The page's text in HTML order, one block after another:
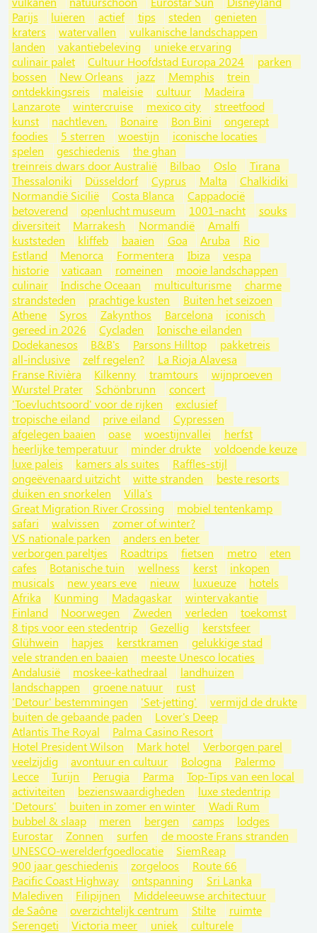
Parijs
luieren actief tips steden
genieten
kraters
watervallen
vulkanische landschappen
landen
vakantiebeleving
unieke ervaring
culinair palet
Cultuur Hoofdstad Europa 2024
parken
bossen
New Orleans jazz Memphis
trein
ontdekkingsreis
maleisie cultuur
Madeira
Lanzarote
wintercruise mexico city
streetfood
kunst
nachtleven. Bonaire Bon Bini
ongerept
foodies
5 sterren woestijn
iconische locaties
spelen
geschiedenis
the ghan
treinreis dwars door Australië
Bilbao Oslo
Tirana
Thessaloniki
Düsseldorf Cyprus Malta
Chalkidiki
Normandië Sicilië
Costa Blanca
Cappadocië
betoverend
openlucht museum 1001-nacht
souks
diversiteit
Marrakesh Normandië
Amalfi
kuststeden
kliffeb baaien Goa Aruba
Rio
Estland
Menorca Formentera Ibiza
vespa
historie
vaticaan romeinen
mooie landschappen
culinair
Indische Oceaan multiculturisme
charme
strandsteden
prachtige kusten
Buiten het seizoen
Athene
Syros Zakynthos Barcelona
iconisch
gereed in 2026
Cycladen
Ionische eilanden
Dodekanesos
B&B's Parsons Hilltop
pakketreis
all-inclusive
zelf regelen?
La Rioja Alavesa
Franse Rivièra
Kilkenny tramtours
wijnproeven
Wurstel Prater
Schönbrunn
concert
'Toevluchtsoord' voor de rijken
exclusief
tropische eiland
prive eiland
Cypressen
afgelegen baaien
oase woestijnvallei
herfst
heerlijke temperatuur
minder drukte
voldoende keuze
luxe paleis
kamers als suites
Raffles-stijl
ongeëvenaard uitzicht
witte stranden
beste resorts
duiken en snorkelen
Villa's
Great Migration River Crossing
mobiel tentenkamp
safari
walvissen
zomer of winter?
VS nationale parken
anders en beter
verborgen pareltjes
Roadtrips fietsen metro
eten
cafes
Botanische tuin wellness kerst
inkopen
musicals
new years eve nieuw luxueuze
hotels
Afrika
Kunming Madagaskar
wintervakantie
Finland
Noorwegen Zweden verleden
toekomst
8 tips voor een stedentrip
Gezellig
kerstsfeer
Glühwein
hapjes kerstkramen
gelukkige stad
vele stranden en baaien
meeste Unesco locaties
Andalusië
moskee-kathedraal
landhuizen
landschappen
groene natuur
rust
'Detour' bestemmingen
'Set-jetting'
vermijd de drukte
buiten de gebaande paden
Lover's Deep
Atlantis The Royal
Palma Casino Resort
Hotel President Wilson
Mark hotel
Verborgen parel
veelzijdig
avontuur en cultuur Bologna
Palermo
Lecce
Turijn Perugia Parma
Top-Tips van een local
activiteiten
bezienswaardigheden
luxe stedentrip
'Detours'
buiten in zomer en winter
Wadi Rum
bubbel & slaap
meren bergen camps
lodges
Eurostar
Zonnen surfen
de mooste Frans stranden
UNESCO-werelderfgoedlocatie
SiemReap
900 jaar geschiedenis
zorgeloos
Route 66
Pacific Coast Highway
ontspanning
Sri Lanka
Malediven
Filipijnen
Middeleeuwse architectuur
de Saône
overzichtelijk centrum Stilte
ruimte
Serengeti
Victoria meer uniek
culturele